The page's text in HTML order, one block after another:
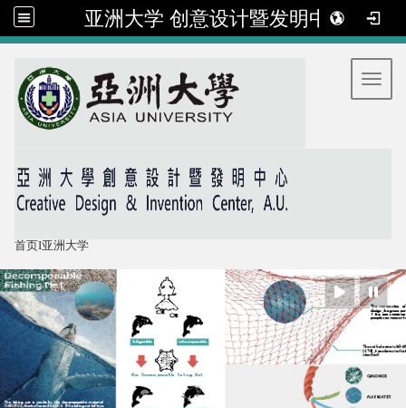
亚洲大学 创意设计暨发明中心
首页I亚洲大学